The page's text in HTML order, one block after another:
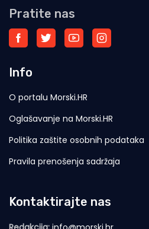
Pratite nas
Info
O portalu Morski.HR
Oglašavanje na Morski.HR
Politika zaštite osobnih podataka
Pravila prenošenja sadržaja
Kontaktirajte nas